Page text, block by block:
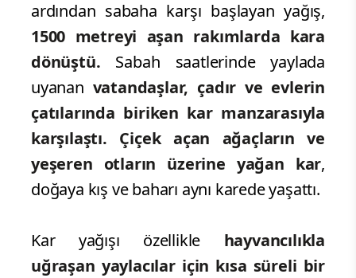
ardından sabaha karşı başlayan yağış,
1500 metreyi aşan rakımlarda kara
dönüştü. Sabah saatlerinde yaylada
uyanan vatandaşlar, çadır ve evlerin
çatılarında biriken kar manzarasıyla
karşılaştı. Çiçek açan ağaçların ve
yeşeren otların üzerine yağan kar,
doğaya kış ve baharı aynı karede yaşattı.
Kar yağışı özellikle hayvancılıkla
uğraşan yaylacılar için kısa süreli bir